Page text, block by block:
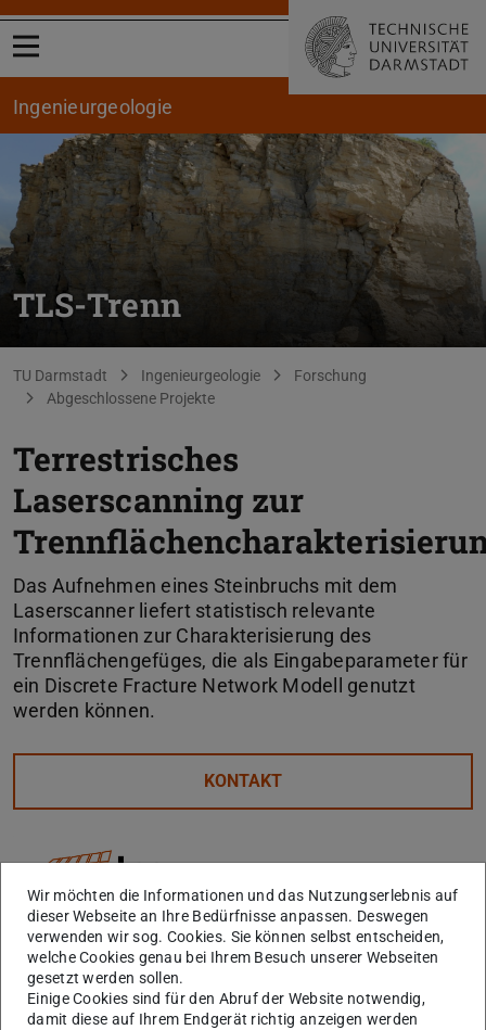
Menü öffnen
Ingenieurgeologie
TLS-Trenn
Sie befinden sich hier:
TU Darmstadt Ingenieurgeologie
Forschung
Abgeschlossene Projekte
Terrestrisches
Laserscanning zur
Das Aufnehmen eines Steinbruchs mit dem
Laserscanner liefert statistisch relevante
Informationen zur Charakterisierung des
Trennflächengefüges, die als Eingabeparameter für
ein Discrete Fracture Network Modell genutzt
werden können.
KONTAKT
Wir möchten die Informationen und das Nutzungserlebnis auf
dieser Webseite an Ihre Bedürfnisse anpassen. Deswegen
verwenden wir sog. Cookies. Sie können selbst entscheiden,
welche Cookies genau bei Ihrem Besuch unserer Webseiten
gesetzt werden sollen.
Einige Cookies sind für den Abruf der Website notwendig,
damit diese auf Ihrem Endgerät richtig anzeigen werden